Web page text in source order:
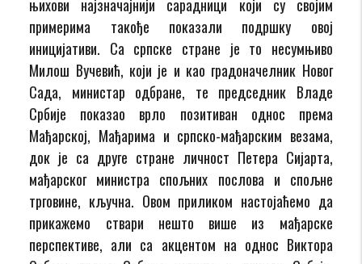
њихови најзначајнији сарадници који су својим
примерима такође показали подршку овој
иницијативи. Са српске стране је то несумњиво
Милош Вучевић, који је и као градоначелник Новог
Сада, министар одбране, те председник Владе
Србије показао врло позитиван однос према
Мађарској, Мађарима и српско-мађарским везама,
док је са друге стране личност Петера Сијарта,
мађарског министра спољних послова и спољне
трговине, кључна. Овом приликом настојаћемо да
прикажемо ствари нешто више из мађарске
перспективе, али са акцентом на однос Виктора